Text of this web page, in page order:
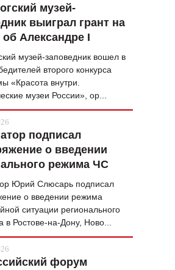
КУЛЬТ ЕДЫ
АФИША
ЖУРНАЛ
музей-
выиграл грант на
об Александре I
музей-заповедник вошел в
второго конкурса
«Красота внутри.
музеи России», ор...
подписал
о введении
режима ЧС
Юрий Слюсарь подписал
о введении режима
ситуации регионального
в Ростове-на-Дону, Ново...
форум